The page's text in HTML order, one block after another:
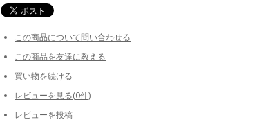
この商品について問い合わせる
この商品を友達に教える
買い物を続ける
レビューを見る(0件)
レビューを投稿